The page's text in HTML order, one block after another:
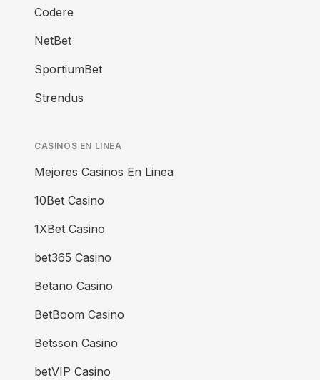
Codere
NetBet
SportiumBet
Strendus
CASINOS EN LINEA
Mejores Casinos En Linea
10Bet Casino
1XBet Casino
bet365 Casino
Betano Casino
BetBoom Casino
Betsson Casino
betVIP Casino